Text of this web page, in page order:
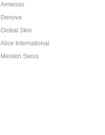
Armesso
Denova
Global Skin
Alice International
Meiskin Swiss